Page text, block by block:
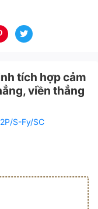
tích hợp cảm
viền thẳng
S-Fy/SC